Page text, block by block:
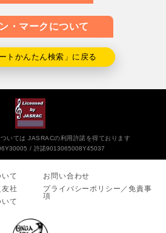
・マークについて
トかんたん検索」に戻る
いては JASRACの利用許諾を得ております
許諾9013065008Y45037
て
社
て
お問い合わせ
プライバシーポリシー／免責事
項